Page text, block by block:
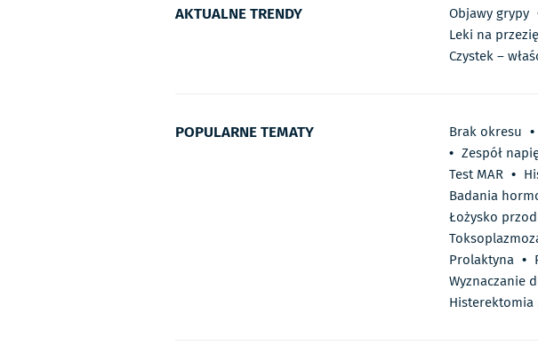
AKTUALNE TRENDY Objawy grypy
Leki na
Czystek –
POPULARNE TEMATY Brak okresu •
• Zespół
Test MAR •
Badania
Łożysko
Prolaktyna •
Wyznaczanie